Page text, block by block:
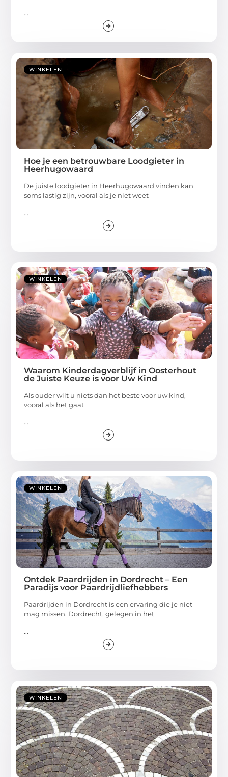
...
WINKELEN
Hoe je een betrouwbare Loodgieter in
Heerhugowaard
De juiste loodgieter in Heerhugowaard vinden kan
soms lastig zijn, vooral als je niet weet
...
WINKELEN
Waarom Kinderdagverblijf in Oosterhout
de Juiste Keuze is voor Uw Kind
Als ouder wilt u niets dan het beste voor uw kind,
vooral als het gaat
...
WINKELEN
Ontdek Paardrijden in Dordrecht – Een
Paradijs voor Paardrijdliefhebbers
Paardrijden in Dordrecht is een ervaring die je niet
mag missen. Dordrecht, gelegen in het
...
WINKELEN